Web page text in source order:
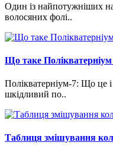
Один із найпотужніших
волосяних фолі..
Що таке Полікватерніум
Полікватерніум-7: Що це
шкідливий по..
Таблиця змішування